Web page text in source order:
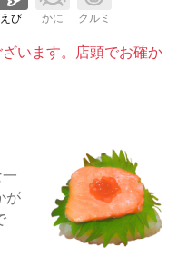
えび かに クルミ
います。店頭でお確か
が